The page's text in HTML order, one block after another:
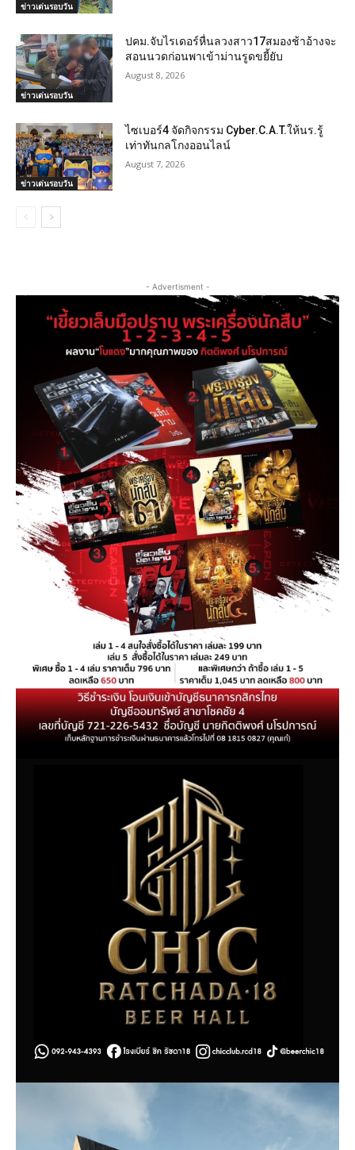
ข่าวเด่นรอบวัน
ข่าวเด่นรอบวัน
ปคม.จับไรเดอร์หื่นลวงสาว17สมองช้าอ้างจะ
สอนนวดก่อนพาเข้าม่านรูดขยี้ยับ
August 8, 2026
ข่าวเด่นรอบวัน
ไซเบอร์4 จัดกิจกรรม Cyber.C.A.T.ให้นร.รู้
เท่าทันกลโกงออนไลน์
August 7, 2026
- Advertisment -